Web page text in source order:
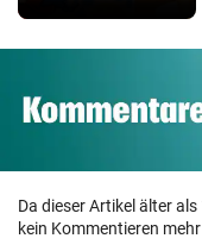
Da dieser Artikel älter
kein Kommentieren